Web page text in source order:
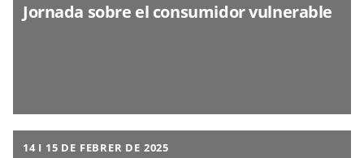
Jornada sobre el consumidor vulnerable
14 I 15 DE FEBRER DE 2025